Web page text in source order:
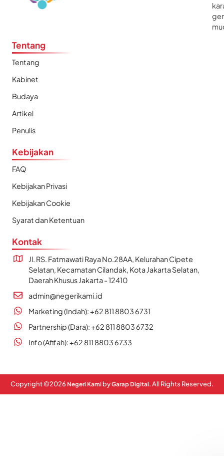
Tentang
Tentang
Kabinet
Budaya
Artikel
Penulis
Kebijakan
FAQ
Kebijakan Privasi
Kebijakan Cookie
Syarat dan Ketentuan
Kontak
Jl. RS. Fatmawati Raya No.28AA, Kelurahan Cipete
Selatan, Kecamatan Cilandak, Kota Jakarta Selatan,
Daerah Khusus Jakarta - 12410
admin@negerikami.id
Marketing (Indah): +62 811 8803 6731
Partnership (Dara): +62 811 8803 6732
Info (Afifah): +62 811 8803 6733
Copyright ©2026 Negeri Kami byGarap Digital. All Rights Reserved.